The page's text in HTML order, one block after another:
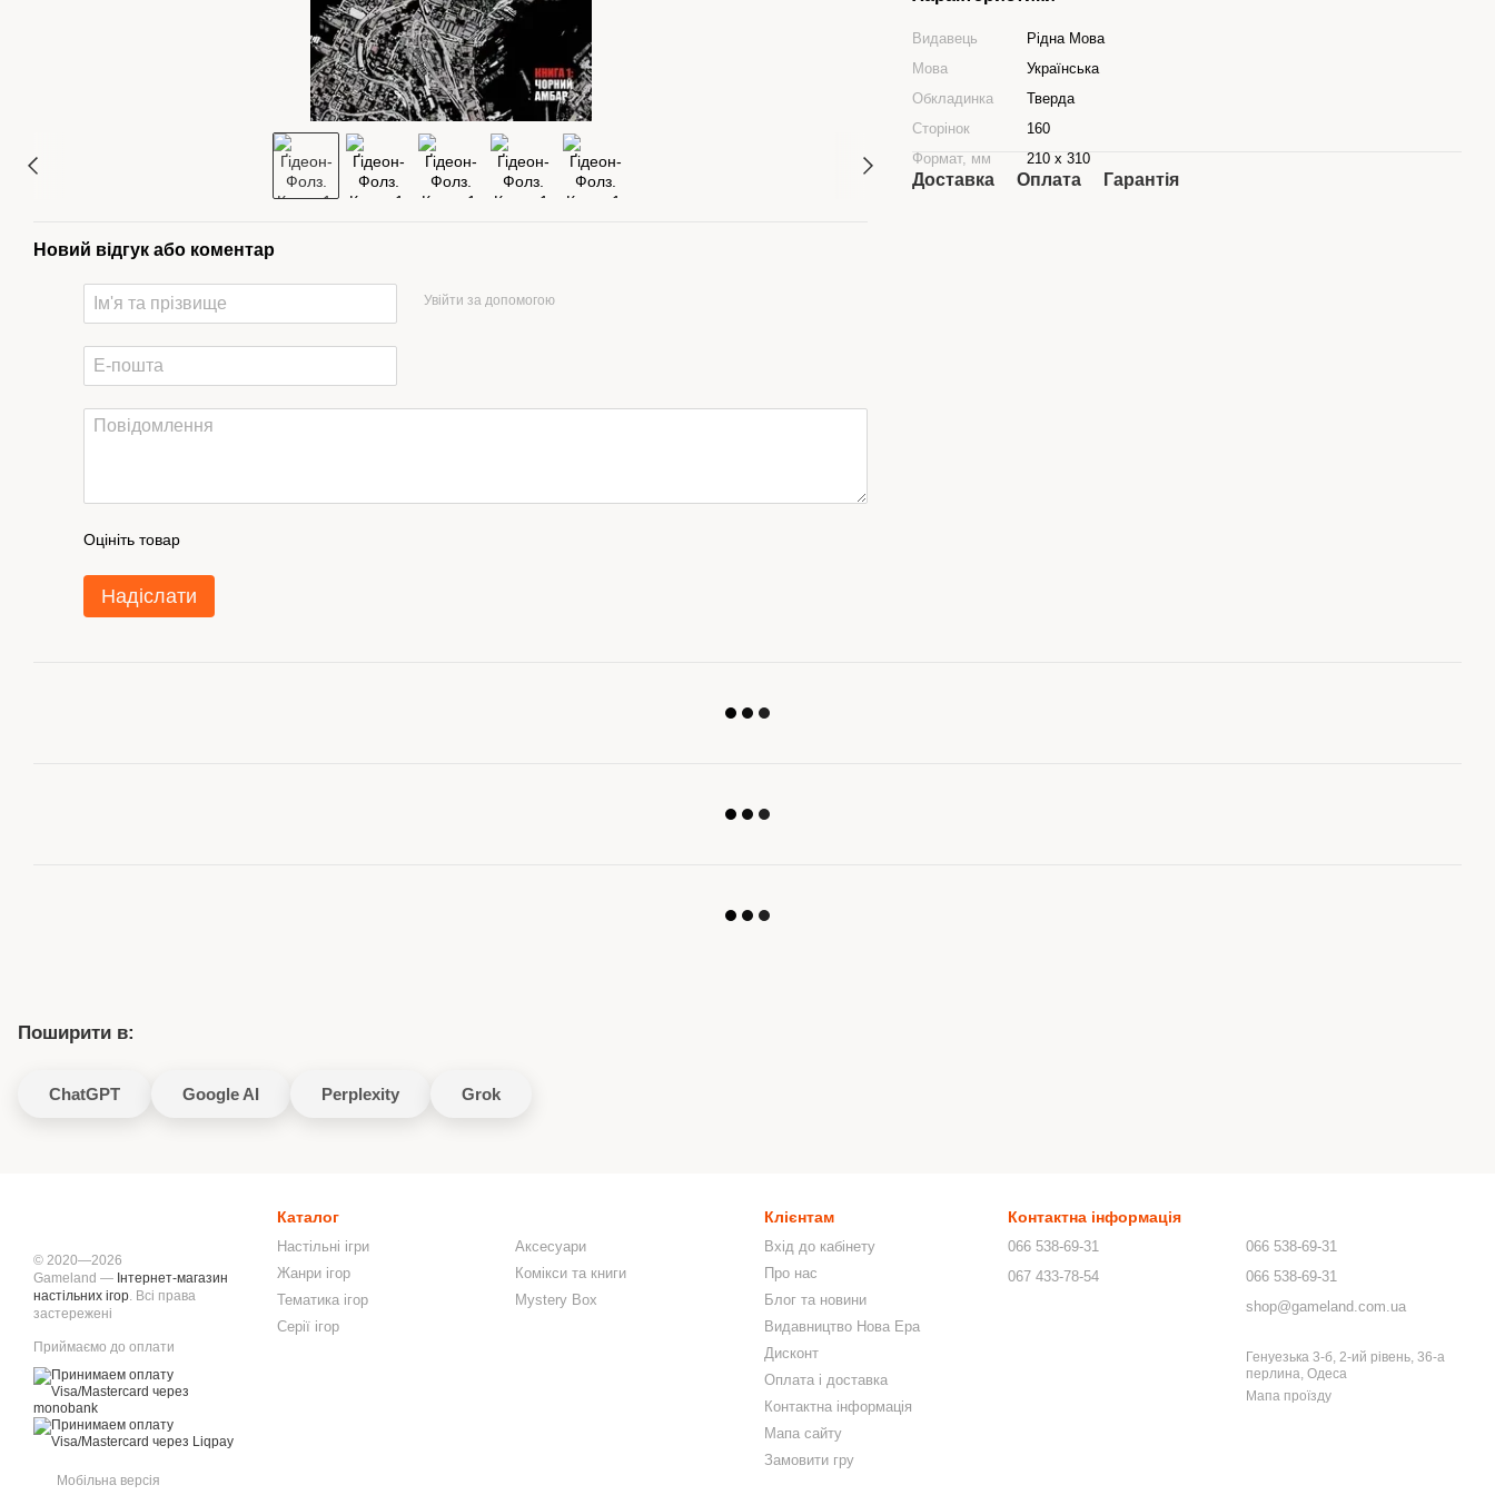
Новий відгук або коментар
Увійти за допомогою
Оцініть товар
Надіслати
Видавець
Рідна Мова
Мова
Українська
Обкладинка
Тверда
Сторінок
160
Формат, мм
210 x 310
Доставка Оплата Гарантія
Поширити в:
ChatGPT Google AI Perplexity Grok
© 2020—2026
Gameland — Інтернет-магазин
настільних ігор. Всі права
застережені
Приймаємо до оплати
Мобільна версія
Каталог
Настільні ігри
Жанри ігор
Тематика ігор
Серії ігор
Аксесуари
Комікси та книги
Mystery Box
Клієнтам
Вхід до кабінету
Про нас
Блог та новини
Видавництво Нова Ера
Дисконт
Оплата і доставка
Контактна інформація
Мапа сайту
Замовити гру
Контактна інформація
066 538-69-31
067 433-78-54
066 538-69-31
066 538-69-31
shop@gameland.com.ua
Генуезька 3-б, 2-ий рівень, 36-а
перлина, Одеса
Мапа проїзду